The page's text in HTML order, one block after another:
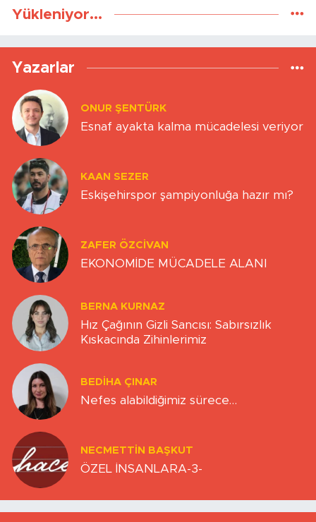
Yükleniyor...
Yazarlar
ONUR ŞENTÜRK
Esnaf ayakta kalma mücadelesi veriyor
KAAN SEZER
Eskişehirspor şampiyonluğa hazır mı?
ZAFER ÖZCIVAN
EKONOMİDE MÜCADELE ALANI
BERNA KURNAZ
Hız Çağının Gizli Sancısı: Sabırsızlık
Kıskacında Zihinlerimiz
BEDIHA ÇINAR
Nefes alabildiğimiz sürece…
NECMETTIN BAŞKUT
ÖZEL İNSANLARA-3-